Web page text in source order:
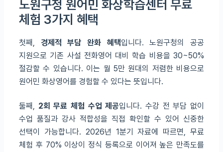
노원구청 원어민 화상학습센터 무료
체험 3가지 혜택
첫째, 경제적 부담 완화 혜택입니다. 노원구청의 공공
지원으로 기존 사설 전화영어 대비 학습 비용을 30~50%
절감할 수 있습니다. 이는 월 5만 원대의 저렴한 비용으로
원어민 화상영어를 경험할 수 있다는 뜻입니다.
둘째, 2회 무료 체험 수업 제공입니다. 수강 전 부담 없이
수업 품질과 강사 적합성을 직접 확인할 수 있어 신중한
선택이 가능합니다. 2026년 1분기 자료에 따르면, 무료
체험 후 70% 이상이 정식 등록으로 이어져 높은 만족도를